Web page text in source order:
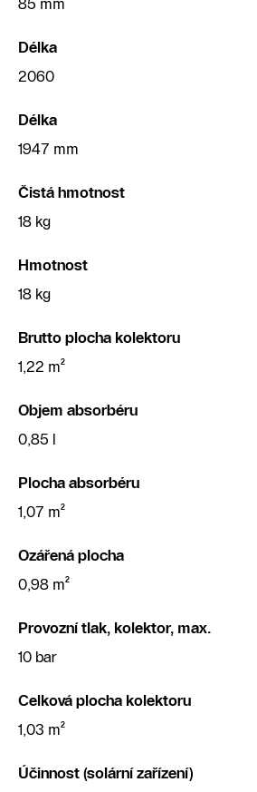
85 mm
Délka
2060
Délka
1947 mm
Čistá hmotnost
18 kg
Hmotnost
18 kg
Brutto plocha kolektoru
1,22 m²
Objem absorbéru
0,85 l
Plocha absorbéru
1,07 m²
Ozářená plocha
0,98 m²
Provozní tlak, kolektor, max.
10 bar
Celková plocha kolektoru
1,03 m²
Účinnost (solární zařízení)